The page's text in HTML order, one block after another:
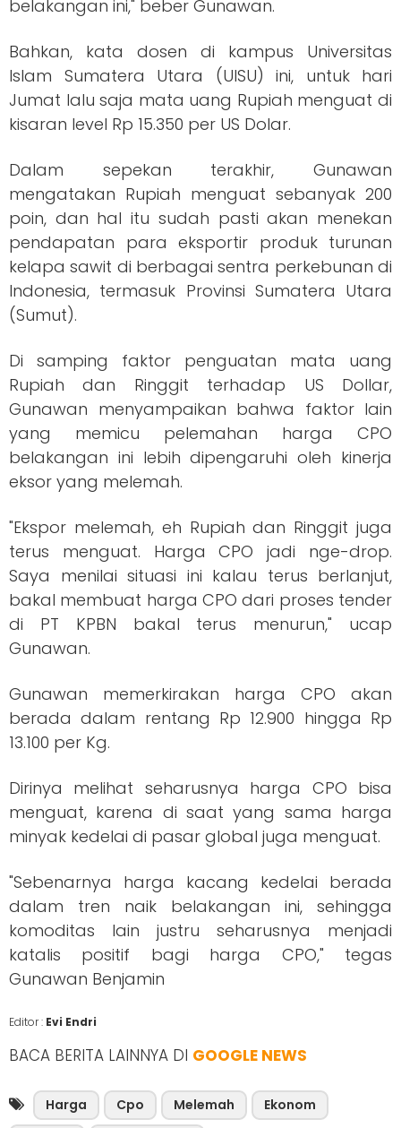
belakangan ini," beber Gunawan.
Bahkan, kata dosen di kampus Universitas
Islam Sumatera Utara (UISU) ini, untuk hari
Jumat lalu saja mata uang Rupiah menguat di
kisaran level Rp 15.350 per US Dolar.
Dalam sepekan terakhir, Gunawan
mengatakan Rupiah menguat sebanyak 200
poin, dan hal itu sudah pasti akan menekan
pendapatan para eksportir produk turunan
kelapa sawit di berbagai sentra perkebunan di
Indonesia, termasuk Provinsi Sumatera Utara
(Sumut).
Di samping faktor penguatan mata uang
Rupiah dan Ringgit terhadap US Dollar,
Gunawan menyampaikan bahwa faktor lain
yang memicu pelemahan harga CPO
belakangan ini lebih dipengaruhi oleh kinerja
eksor yang melemah.
"Ekspor melemah, eh Rupiah dan Ringgit juga
terus menguat. Harga CPO jadi nge-drop.
Saya menilai situasi ini kalau terus berlanjut,
bakal membuat harga CPO dari proses tender
di PT KPBN bakal terus menurun," ucap
Gunawan.
Gunawan memerkirakan harga CPO akan
berada dalam rentang Rp 12.900 hingga Rp
13.100 per Kg.
Dirinya melihat seharusnya harga CPO bisa
menguat, karena di saat yang sama harga
minyak kedelai di pasar global juga menguat.
"Sebenarnya harga kacang kedelai berada
dalam tren naik belakangan ini, sehingga
komoditas lain justru seharusnya menjadi
katalis positif bagi harga CPO," tegas
Gunawan Benjamin
Editor : Evi Endri
BACA BERITA LAINNYA DI GOOGLE NEWS
Harga Cpo Melemah
Ekonom